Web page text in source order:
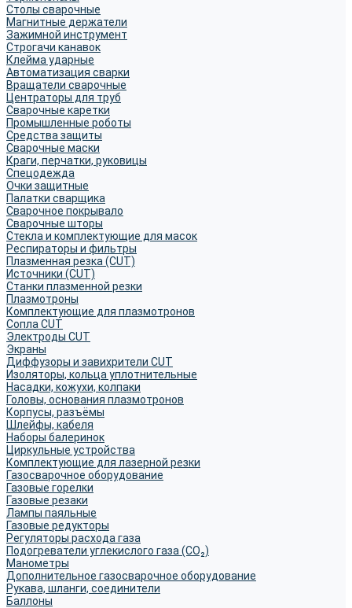
Столы сварочные
Магнитные держатели
Зажимной инструмент
Строгачи канавок
Клейма ударные
Автоматизация сварки
Вращатели сварочные
Центраторы для труб
Сварочные каретки
Промышленные роботы
Средства защиты
Сварочные маски
Краги, перчатки, руковицы
Спецодежда
Очки защитные
Палатки сварщика
Сварочное покрывало
Сварочные шторы
Стекла и комплектующие для масок
Респираторы и фильтры
Плазменная резка (CUT)
Источники (CUT)
Станки плазменной резки
Плазмотроны
Комплектующие для плазмотронов
Сопла CUT
Электроды CUT
Экраны
Диффузоры и завихрители CUT
Изоляторы, кольца уплотнительные
Насадки, кожухи, колпаки
Головы, основания плазмотронов
Корпусы, разъёмы
Шлейфы, кабеля
Наборы балеринок
Циркульные устройства
Комплектующие для лазерной резки
Газосварочное оборудование
Газовые горелки
Газовые резаки
Лампы паяльные
Газовые редукторы
Регуляторы расхода газа
Подогреватели углекислого газа (CO₂)
Манометры
Дополнительное газосварочное оборудование
Рукава, шланги, соединители
Баллоны